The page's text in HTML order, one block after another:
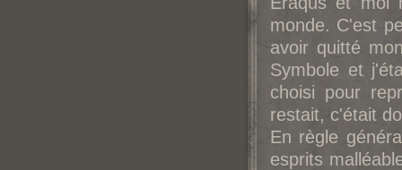
monde. C'est
avoir quitté
Symbole et
choisi pour
restait, c'était
En règle
esprits